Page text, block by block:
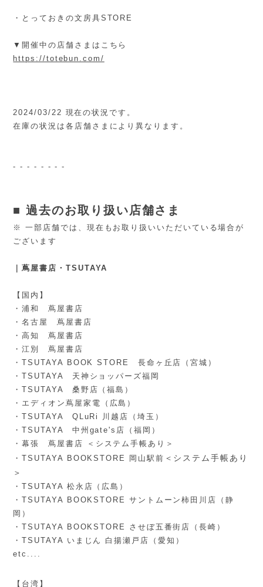
・とっておきの文房具STORE
▼開催中の店舗さまはこちら
https://totebun.com/
2024/03/22 現在の状況です。
在庫の状況は各店舗さまにより異なります。
- - - - - - - -
■ 過去のお取り扱い店舗さま
※ 一部店舗では、現在もお取り扱いいただいている場合が
ございます
｜蔦屋書店・TSUTAYA
【国内】
・浦和 蔦屋書店
・名古屋 蔦屋書店
・高知 蔦屋書店
・江別 蔦屋書店
・TSUTAYA BOOK STORE 長命ヶ丘店（宮城）
・TSUTAYA 天神ショッパーズ福岡
・TSUTAYA 桑野店（福島）
・エディオン蔦屋家電（広島）
・TSUTAYA QLuRi 川越店（埼玉）
・TSUTAYA 中州gate's店（福岡）
・幕張 蔦屋書店 ＜システム手帳あり＞
・TSUTAYA BOOKSTORE 岡山駅前 ＜システム手帳あり
＞
・TSUTAYA 松永店（広島）
・TSUTAYA BOOKSTORE サントムーン柿田川店（静
岡）
・TSUTAYA BOOKSTORE させぼ五番街店（長崎）
・TSUTAYA いまじん 白揚瀬戸店（愛知）
etc....
【台湾】